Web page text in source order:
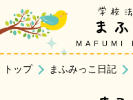
学校
ま
MAFUMI
トップ まふみっこ日記